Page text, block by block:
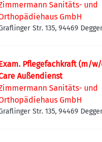
Sanitäts- und
GmbH
Str. 135, 94469
Pflegefachkraft (m/
Außendienst
Sanitäts- und
GmbH
Str. 135, 94469